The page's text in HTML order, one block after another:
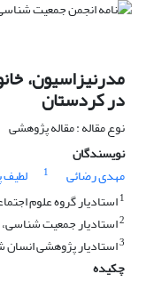
مدرنیزاسیون،
در کردستان
نوع مقاله : مقاله پژوهشی
نویسندگان
مهدی رضائی
1 لطیف
1استادیار گروه علوم
2استادیار جمعیت شناسی،
3استادیار پژوهشی
چکیده